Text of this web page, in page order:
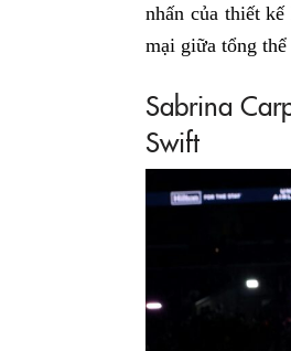
nhấn của thiết
mại giữa tổng
Sabrina
Swift